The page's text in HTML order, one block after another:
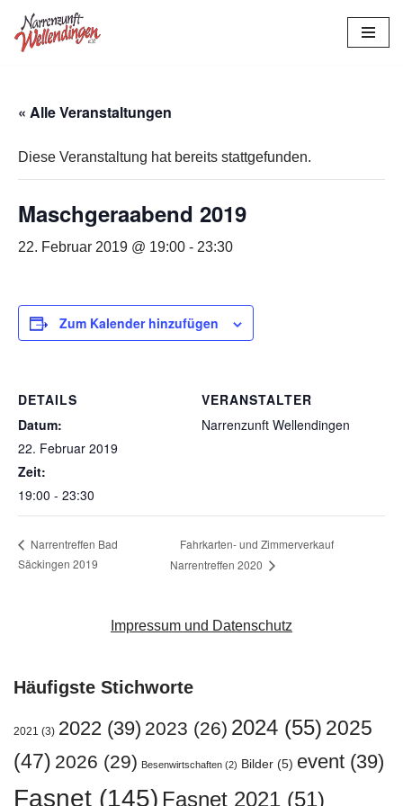
Zum
« Alle Veranstaltungen
Diese Veranstaltung hat bereits stattgefunden.
Maschgeraabend 2019
22. Februar 2019 @ 19:00 - 23:30
Zum Kalender hinzufügen
DETAILS
Datum:
22. Februar 2019
Zeit:
19:00 - 23:30
VERANSTALTER
Narrenzunft Wellendingen
Narrentreffen Bad
Säckingen 2019
Fahrkarten- und Zimmerverkauf
Narrentreffen 2020
Impressum und Datenschutz
Häufigste Stichworte
2021 (3) 2022 (39) 2023 (26) 2024 (55) 2025
(47) 2026 (29) Besenwirtschaften (2) Bilder (5) event (39)
Fasnet (145) Fasnet 2021 (51)